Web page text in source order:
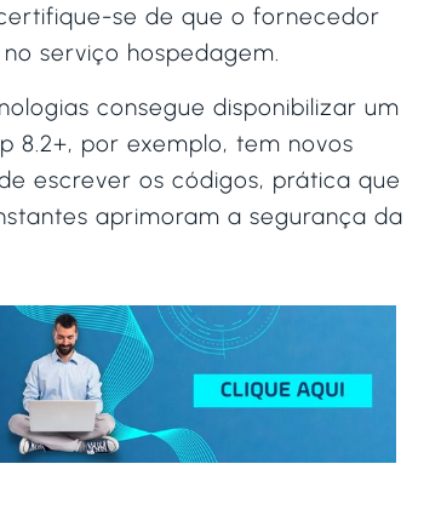
se de que o fornecedor
serviço hospedagem.
consegue disponibilizar um
8.2+, por exemplo, tem novos
escrever os códigos, prática que
aprimoram a segurança da